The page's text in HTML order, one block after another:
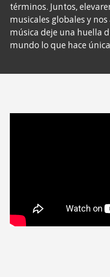
términos. Juntos,
musicales globales y
música deje una huella
mundo lo que hace